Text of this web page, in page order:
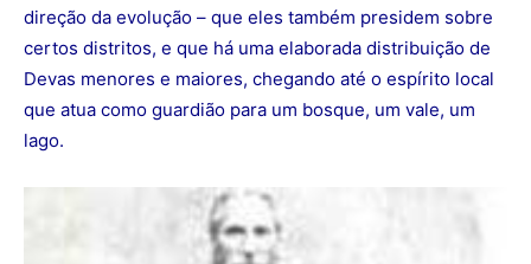
direção da evolução – que eles também presidem sobre
certos distritos, e que há uma elaborada distribuição de
Devas menores e maiores, chegando até o espírito local
que atua como guardião para um bosque, um vale, um
lago.